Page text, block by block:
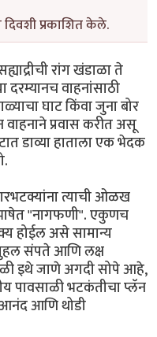
दिवशी प्रकाशित केले.
रांग खंडाळा ते
दरम्यानच वाहनांसाठी
घाट किंवा जुना बोर
प्रवास करीत असू
डाव्या हाताला एक भेदक
त्याची ओळख
"नागफणी". एकुणच
होईल असे सामान्य
संपते आणि लक्ष
इथे जाणे अगदी सोपे आहे,
पावसाळी भटकंतीचा प्लॅन
आणि थोडी